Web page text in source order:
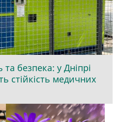
безпека: у Дніпрі
стійкість медичних